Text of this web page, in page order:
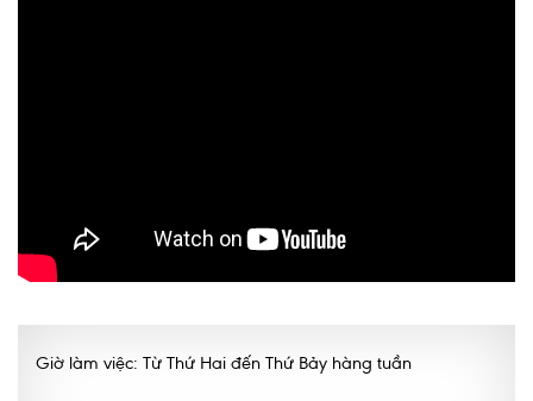
Gói quản lý mạn tính
Giờ làm việc: Từ Thứ Hai đến Thứ Bảy hàng tuần